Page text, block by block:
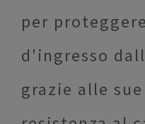
per
d'ingresso
grazie alle